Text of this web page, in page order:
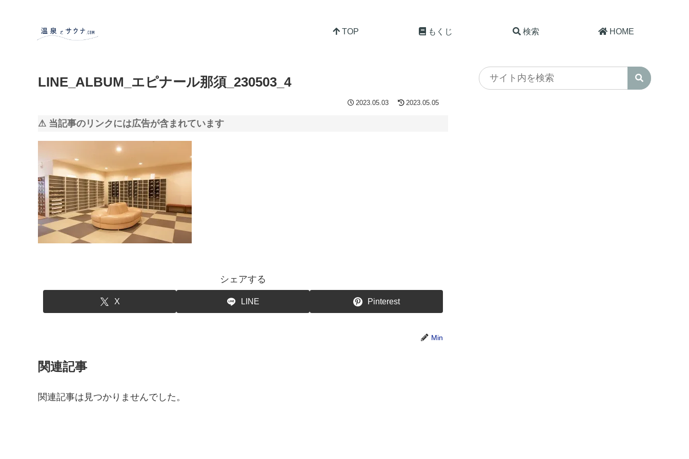
TOP もくじ 検索 HOME
LINE_ALBUM_エピナール那須_230503_4
2023.05.03 2023.05.05
⚠ 当記事のリンクには広告が含まれています
シェアする
X LINE Pinterest
Min
関連記事
関連記事は見つかりませんでした。